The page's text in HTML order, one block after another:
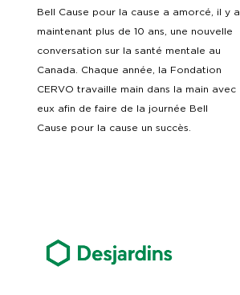
Bell Cause pour la cause a amorcé, il y a
maintenant plus de 10 ans, une nouvelle
conversation sur la santé mentale au
Canada. Chaque année, la Fondation
CERVO travaille main dans la main avec
eux afin de faire de la journée Bell
Cause pour la cause un succès.